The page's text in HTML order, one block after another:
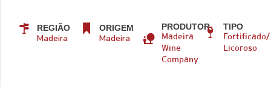
REGIÃO
Madeira
ORIGEM
Madeira
PRODUTOR
Madeira
Wine
Company
TIPO
Fortificado/
Licoroso